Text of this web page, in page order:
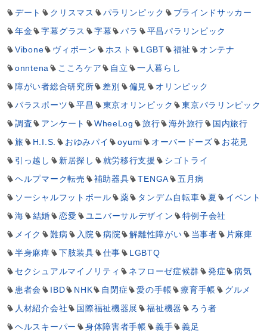
デート
クリスマス パラリンピック
ブラインドサッカー
年金
字幕グラス 字幕 パラ
平昌パラリンピック
Vibone
ヴィボーン ホスト LGBT 福祉
オンテナ
onntena
こころケア 自立
一人暮らし
障がい者総合研究所
差別 偏見
オリンピック
パラスポーツ
平昌 東京オリンピック
東京パラリンピック
調査
アンケート WheeLog 旅行 海外旅行
国内旅行
旅
H.I.S. おゆみパイ oyumi オーバードーズ
お花見
引っ越し
新居探し 就労移行支援
シゴトライ
ヘルプマーク転売
補助器具 TENGA
五月病
ソーシャルフットボール
薬 タンデム自転車 夏
イベント
海
結婚 恋愛 ユニバーサルデザイン
特例子会社
メイク
難病 入院 病院 解離性障がい 当事者
片麻痺
半身麻痺
下肢装具 仕事
LGBTQ
セクシュアルマイノリティ
ネフローゼ症候群 発症
病気
患者会
IBD NHK 自閉症 愛の手帳 療育手帳
グルメ
人材紹介会社
国際福祉機器展 福祉機器
ろう者
ヘルスキーパー
身体障害者手帳 義手 義足